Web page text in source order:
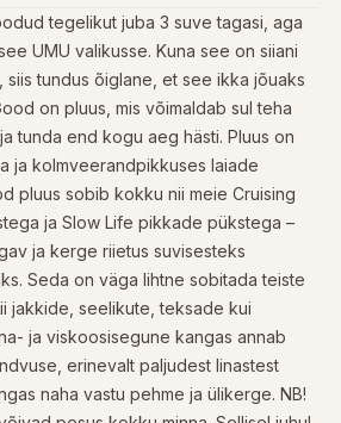
tegelikut juba 3 suve tagasi, aga
UMU valikusse. Kuna see on siiani
siis tundus õiglane, et see ikka jõuaks
on pluus, mis võimaldab sul teha
tunda end kogu aeg hästi. Pluus on
ja kolmveerandpikkuses laiade
pluus sobib kokku nii meie Cruising
ja Slow Life pikkade pükstega –
ja kerge riietus suvisesteks
Seda on väga lihtne sobitada teiste
jakkide, seelikute, teksade kui
ja viskoosisegune kangas annab
erinevalt paljudest linastest
naha vastu pehme ja ülikerge. NB!